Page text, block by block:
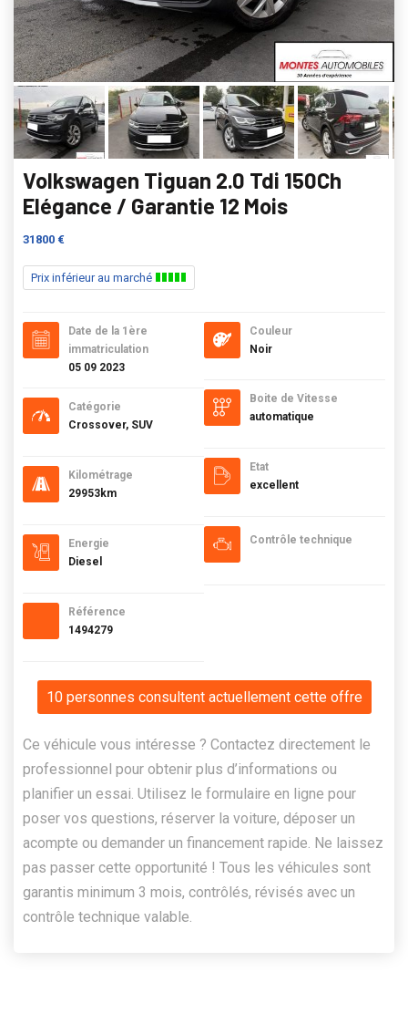
Volkswagen Tiguan 2.0 Tdi 150Ch
Elégance / Garantie 12 Mois
31800 €
Prix inférieur au marché
Date de la 1ère
immatriculation
05 09 2023
Catégorie
Crossover, SUV
Kilométrage
29953km
Energie
Diesel
Référence
1494279
Couleur
Noir
Boite de Vitesse
automatique
Etat
excellent
Contrôle technique
10 personnes consultent actuellement cette offre
Ce véhicule vous intéresse ? Contactez directement le
professionnel pour obtenir plus d’informations ou
planifier un essai. Utilisez le formulaire en ligne pour
poser vos questions, réserver la voiture, déposer un
acompte ou demander un financement rapide. Ne laissez
pas passer cette opportunité ! Tous les véhicules sont
garantis minimum 3 mois, contrôlés, révisés avec un
contrôle technique valable.